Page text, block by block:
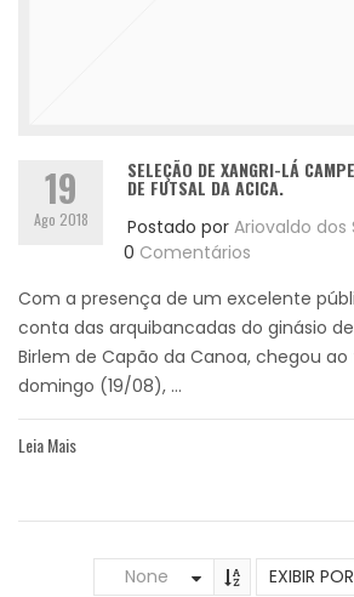
19
Ago 2018
SELEÇÃO DE XANGRI-LÁ
DE FUTSAL DA ACICA.
Postado por Ariovaldo dos
0 Comentários
Com a presença de um excelente
conta das arquibancadas do ginásio
Birlem de Capão da Canoa, chegou
domingo (19/08), ...
Leia Mais
None EXIBIR